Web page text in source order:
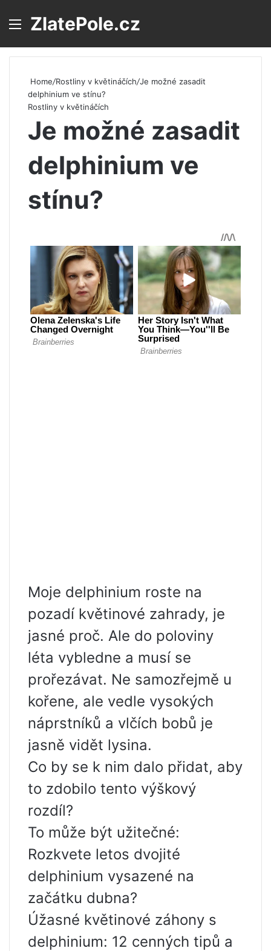
Menu
ZlatePole.cz
Home/Rostliny v květináčích/Je možné zasadit
delphinium ve stínu?
Rostliny v květináčích
Je možné zasadit
delphinium ve
stínu?
Moje delphinium roste na
pozadí květinové zahrady, je
jasné proč. Ale do poloviny
léta vybledne a musí se
prořezávat. Ne samozřejmě u
kořene, ale vedle vysokých
náprstníků a vlčích bobů je
jasně vidět lysina.
Co by se k nim dalo přidat, aby
to zdobilo tento výškový
rozdíl?
To může být užitečné:
Rozkvete letos dvojité
delphinium vysazené na
začátku dubna?
Úžasné květinové záhony s
delphinium: 12 cenných tipů a